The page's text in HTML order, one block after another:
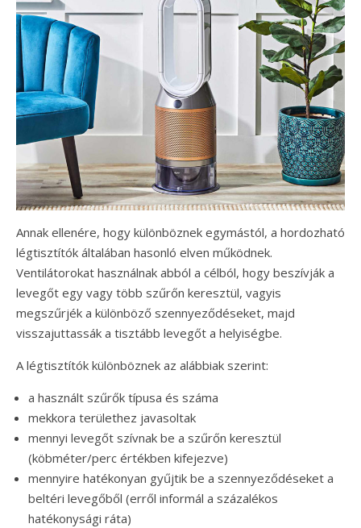
Annak ellenére, hogy különböznek egymástól, a hordozható
légtisztítók általában hasonló elven működnek.
Ventilátorokat használnak abból a célból, hogy beszívják a
levegőt egy vagy több szűrőn keresztül, vagyis
megszűrjék a különböző szennyeződéseket, majd
visszajuttassák a tisztább levegőt a helyiségbe.
A légtisztítók különböznek az alábbiak szerint:
a használt szűrők típusa és száma
mekkora területhez javasoltak
mennyi levegőt szívnak be a szűrőn keresztül
(köbméter/perc értékben kifejezve)
mennyire hatékonyan gyűjtik be a szennyeződéseket a
beltéri levegőből (erről informál a százalékos
hatékonysági ráta)